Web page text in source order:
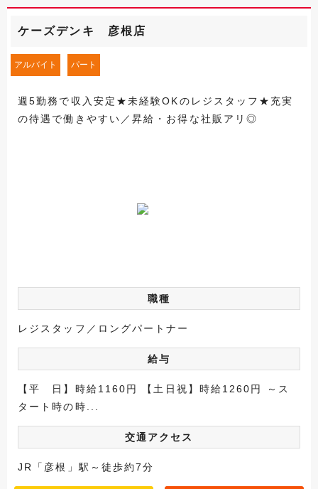
ケーズデンキ 彦根店
アルバイト パート
週5勤務で収入安定★未経験OKのレジスタッフ★充実
の待遇で働きやすい／昇給・お得な社販アリ◎
職種
レジスタッフ／ロングパートナー
給与
【平 日】時給1160円 【土日祝】時給1260円 ～ス
タート時の時...
交通アクセス
JR「彦根」駅～徒歩約7分